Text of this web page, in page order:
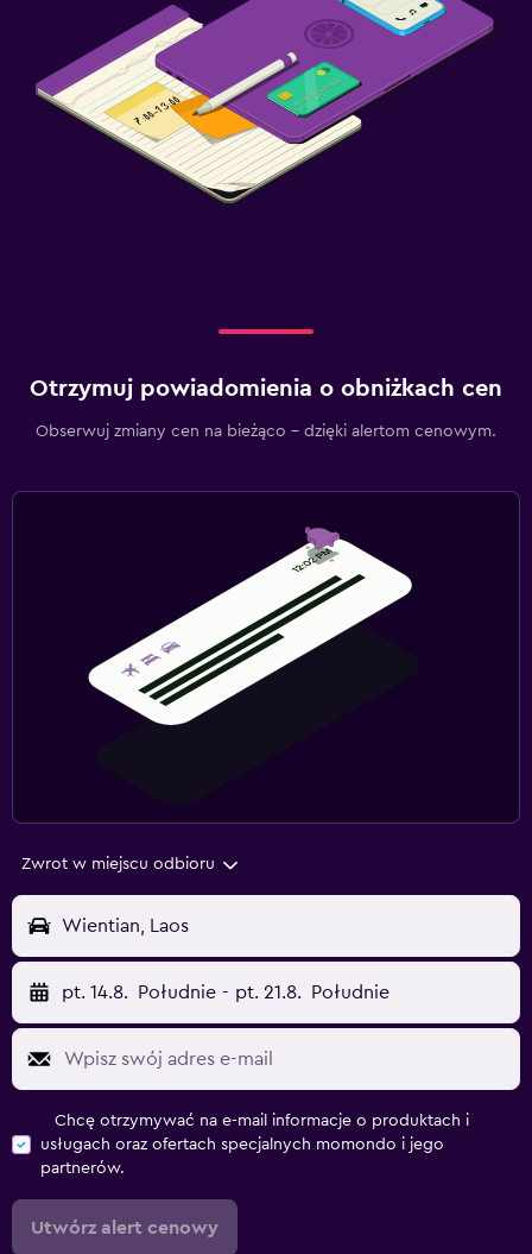
Otrzymuj powiadomienia o obniżkach cen
Obserwuj zmiany cen na bieżąco – dzięki alertom cenowym.
Zwrot w miejscu odbioru
Wientian, Laos
pt. 14.8. Południe - pt. 21.8. Południe
Chcę otrzymywać na e-mail informacje o produktach i
usługach oraz ofertach specjalnych momondo i jego
partnerów.
Utwórz alert cenowy